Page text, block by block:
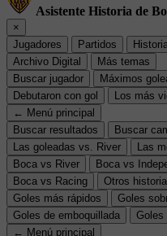
Asistente Historia de
×
Jugadores
Partidos
Archivo Digital
Más temas
Buscar jugador
Máximos
Debutaron con gol
Los más
← Menú principal
Buscar resultados
Buscar
Las goleadas vs. River
Las
Boca vs River
Boca vs
Boca vs Racing
Otros
Goles más rápidos
Goles
Goles de emboquillada
Goles
← Menú principal